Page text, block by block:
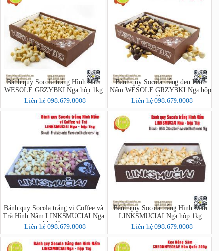
Bánh quy Socola trắng Hình Nấm
WESOLE GRZYBKI Nga hộp 1kg
Liên hệ 098.679.8008
Bánh quy Socola trắng đen Hình
Nấm WESOLE GRZYBKI Nga hộp
1kg
Liên hệ 098.679.8008
Bánh quy Socola trắng vị Coffee và
Trà Hình Nấm LINKSMUCIAI Nga
hộp 1kg
Liên hệ 098.679.8008
Bánh quy Socola trắng Hình Nấm
LINKSMUCIAI Nga hộp 1kg
Liên hệ 098.679.8008